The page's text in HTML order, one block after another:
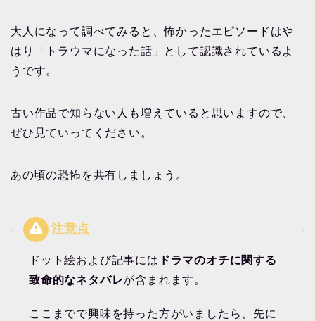
大人になって調べてみると、怖かったエピソードはや
はり「トラウマになった話」として認識されているよ
うです。
古い作品で知らない人も増えていると思いますので、
ぜひ見ていってください。
あの頃の恐怖を共有しましょう。
ドット絵および記事には ドラマのオチに関する
致命的なネタバレが含まれます。
ここまでで興味を持った方がいましたら、先に